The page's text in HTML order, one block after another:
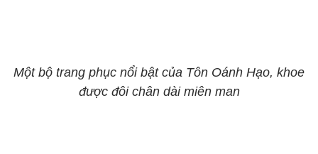
Một bộ trang phục nổi bật của Tôn Oánh Hạo, khoe
được đôi chân dài miên man